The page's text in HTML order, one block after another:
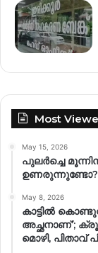
Most
May 15, 2026
പുലർച്ചെ
May 8, 2026
കാട്ടിൽ
അച്ഛനാണ്’;
മൊഴി, പിതാവ്